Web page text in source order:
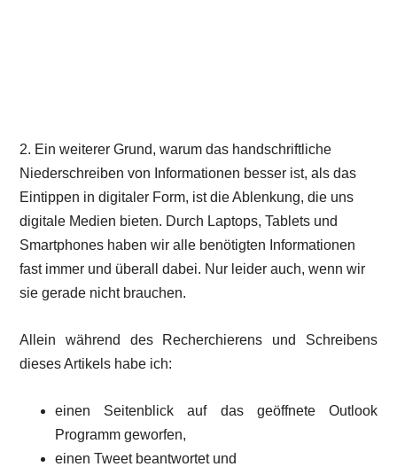
2. Ein weiterer Grund, warum das handschriftliche
Niederschreiben von Informationen besser ist, als das
Eintippen in digitaler Form, ist die Ablenkung, die uns
digitale Medien bieten. Durch Laptops, Tablets und
Smartphones haben wir alle benötigten Informationen
fast immer und überall dabei. Nur leider auch, wenn wir
sie gerade nicht brauchen.
Allein während des Recherchierens und Schreibens
dieses Artikels habe ich:
einen Seitenblick auf das geöffnete Outlook
Programm geworfen,
einen Tweet beantwortet und